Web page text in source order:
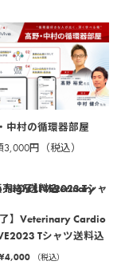
中村の循環器部屋
3,000円（税込）
了】Veterinary Cardio
Tシャツ送料込
¥4,000 （税込）